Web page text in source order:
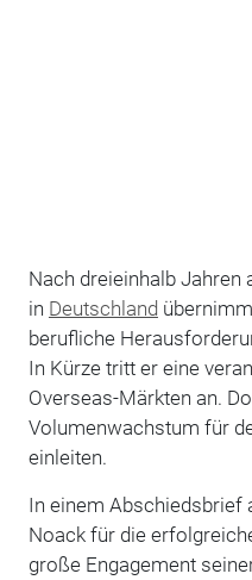
Nach dreieinhalb Jahren
in Deutschland
berufliche
In Kürze tritt er eine
Overseas-Märkten an.
Volumenwachstum für
einleiten.
In einem Abschiedsbrief
Noack für die
große Engagement